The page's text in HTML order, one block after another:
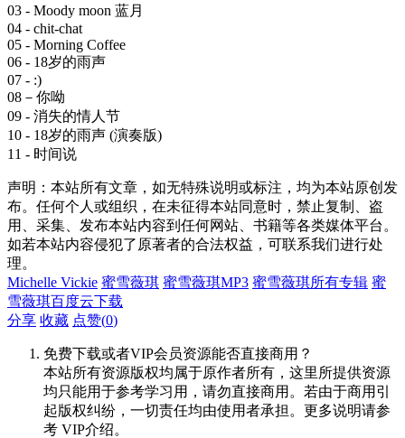
03 - Moody moon 蓝月
04 - chit-chat
05 - Morning Coffee
06 - 18岁的雨声
07 - :)
08－你呦
09 - 消失的情人节
10 - 18岁的雨声 (演奏版)
11 - 时间说
声明：本站所有文章，如无特殊说明或标注，均为本站原创发
布。任何个人或组织，在未征得本站同意时，禁止复制、盗
用、采集、发布本站内容到任何网站、书籍等各类媒体平台。
如若本站内容侵犯了原著者的合法权益，可联系我们进行处
理。
Michelle Vickie 蜜雪薇琪 蜜雪薇琪MP3 蜜雪薇琪所有专辑 蜜
雪薇琪百度云下载
分享 收藏 点赞(0)
免费下载或者VIP会员资源能否直接商用？
本站所有资源版权均属于原作者所有，这里所提供资源
均只能用于参考学习用，请勿直接商用。若由于商用引
起版权纠纷，一切责任均由使用者承担。更多说明请参
考 VIP介绍。